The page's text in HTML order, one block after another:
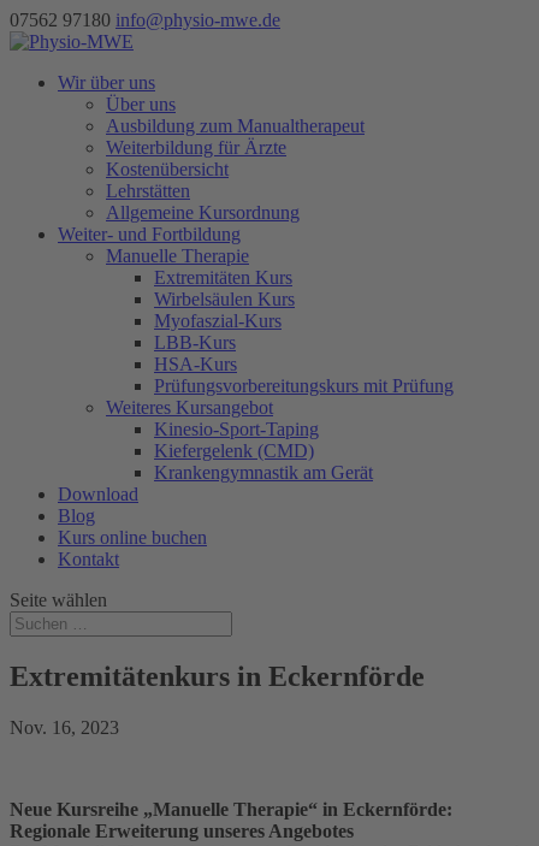
07562 97180 info@physio-mwe.de
Wir über uns
Über uns
Ausbildung zum Manualtherapeut
Weiterbildung für Ärzte
Kostenübersicht
Lehrstätten
Allgemeine Kursordnung
Weiter- und Fortbildung
Manuelle Therapie
Extremitäten Kurs
Wirbelsäulen Kurs
Myofaszial-Kurs
LBB-Kurs
HSA-Kurs
Prüfungsvorbereitungskurs mit Prüfung
Weiteres Kursangebot
Kinesio-Sport-Taping
Kiefergelenk (CMD)
Krankengymnastik am Gerät
Download
Blog
Kurs online buchen
Kontakt
Seite wählen
Extremitätenkurs in Eckernförde
Nov. 16, 2023
Neue Kursreihe „Manuelle Therapie“ in Eckernförde:
Regionale Erweiterung unseres Angebotes